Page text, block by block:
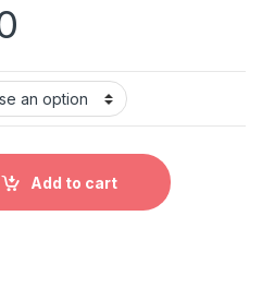
Surya quantity
Add to cart